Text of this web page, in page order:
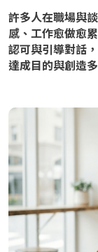
許多人在職場與
感、工作愈做愈
認可與引導對話
達成目的與創造